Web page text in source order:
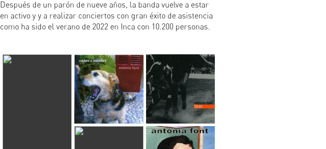
Después de un parón de nueve años, la banda vuelve a estar
en activo y y a realizar conciertos con gran éxito de asistencia
como ha sido el verano de 2022 en Inca con 10.200 personas.